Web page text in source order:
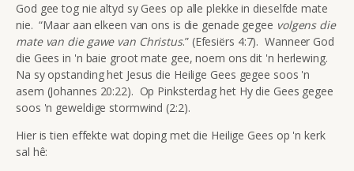
God gee tog nie altyd sy Gees op alle plekke in dieselfde mate
nie. “Maar aan elkeen van ons is die genade gegee volgens die
mate van die gawe van Christus.” (Efesiërs 4:7). Wanneer God
die Gees in 'n baie groot mate gee, noem ons dit 'n herlewing.
Na sy opstanding het Jesus die Heilige Gees gegee soos 'n
asem (Johannes 20:22). Op Pinksterdag het Hy die Gees gegee
soos 'n geweldige stormwind (2:2).
Hier is tien effekte wat doping met die Heilige Gees op 'n kerk
sal hê: